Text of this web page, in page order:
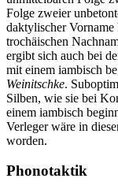
Folge zweier
daktylischer
trochäischen
ergibt sich auch bei
mit einem iambisch
Weinitschke.
Silben, wie sie bei
einem iambisch
Verlegerwäre in
worden.
Phonotaktik